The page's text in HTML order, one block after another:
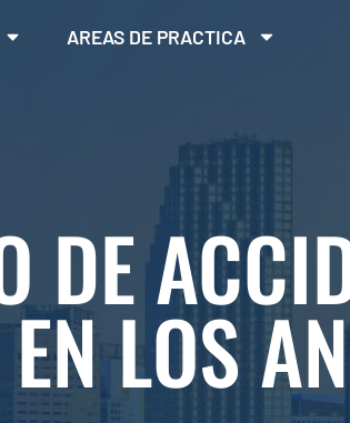
AREAS DE PRACTICA
DE
LOS